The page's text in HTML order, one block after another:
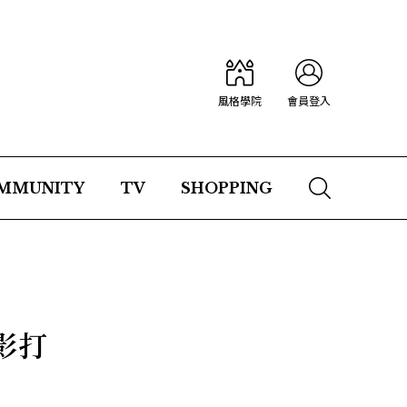
風格學院 會員登入
TV SHOPPING
打